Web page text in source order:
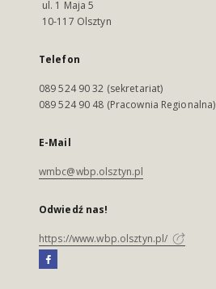
ul. 1 Maja 5
10-117 Olsztyn
Telefon
089 524 90 32 (sekretariat)
089 524 90 48 (Pracownia Regionalna)
E-Mail
wmbc@wbp.olsztyn.pl
Odwiedź nas!
https://www.wbp.olsztyn.pl/